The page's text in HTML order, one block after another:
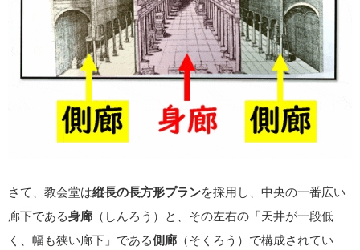
さて、教会堂は縦長の長方形プランを採用し、中央の一番広い
廊下である身廊 （しんろう）と、その左右の「天井が一段低
く、幅も狭い廊下」である側廊 （そくろう）で構成されてい